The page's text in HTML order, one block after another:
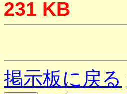
231 KB
掲示板に戻る